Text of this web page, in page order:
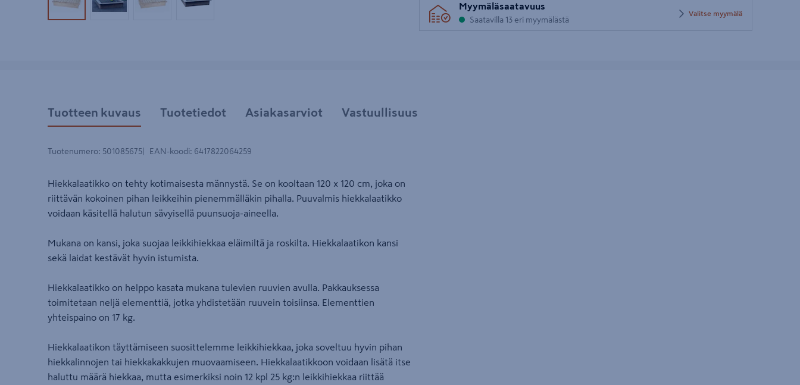
Tuotekuva 1Tuotekuva 2Tuotekuva 3Tuotekuva 4
postinumero
Myymäläsaatavuus
Saatavilla 13 eri myymälästä
Valitse myymälä
Tuotteen kuvaus Tuotetiedot Asiakasarviot Vastuullisuus
Tuotenumero: 501085675 EAN-koodi: 6417822064259
Hiekkalaatikko on tehty kotimaisesta männystä. Se on kooltaan 120 x 120 cm, joka on
riittävän kokoinen pihan leikkeihin pienemmälläkin pihalla. Puuvalmis hiekkalaatikko
voidaan käsitellä halutun sävyisellä puunsuoja-aineella.
Mukana on kansi, joka suojaa leikkihiekkaa eläimiltä ja roskilta. Hiekkalaatikon kansi
sekä laidat kestävät hyvin istumista.
Hiekkalaatikko on helppo kasata mukana tulevien ruuvien avulla. Pakkauksessa
toimitetaan neljä elementtiä, jotka yhdistetään ruuvein toisiinsa. Elementtien
yhteispaino on 17 kg.
Hiekkalaatikon täyttämiseen suosittelemme leikkihiekkaa, joka soveltuu hyvin pihan
hiekkalinnojen tai hiekkakakkujen muovaamiseen. Hiekkalaatikkoon voidaan lisätä itse
haluttu määrä hiekkaa, mutta esimerkiksi noin 12 kpl 25 kg:n leikkihiekkaa riittää